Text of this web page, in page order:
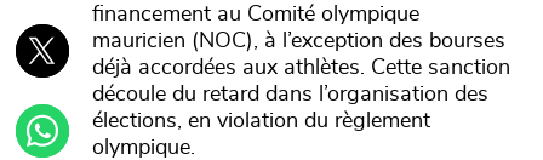
financement au Comité olympique
mauricien (NOC), à l’exception des bourses
déjà accordées aux athlètes. Cette sanction
découle du retard dans l’organisation des
élections, en violation du règlement
olympique.